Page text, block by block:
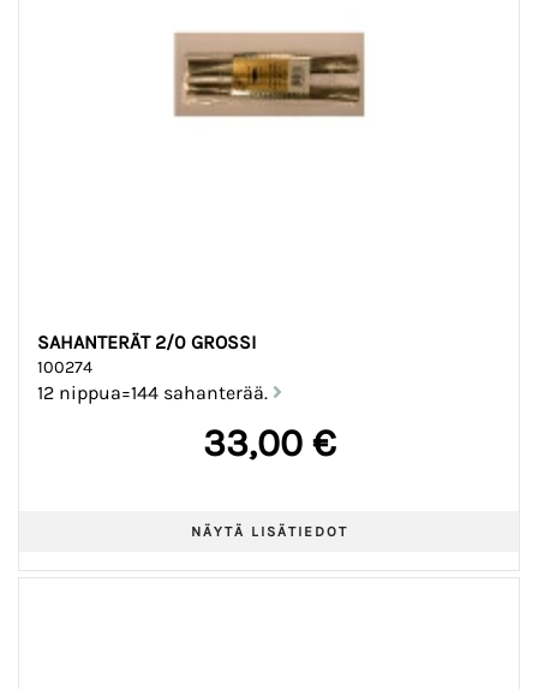
SAHANTERÄT 2/0 GROSSI
100274
12 nippua=144 sahanterää.
33,00 €